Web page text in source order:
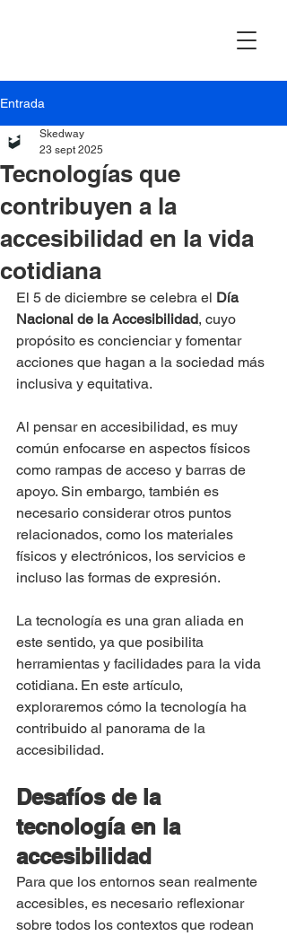
Entrada
Tecnologías que
contribuyen a la
accesibilidad en la vida
cotidiana
Skedway
23 sept 2025
El 5 de diciembre se celebra el Día
Nacional de la Accesibilidad, cuyo
propósito es concienciar y fomentar
acciones que hagan a la sociedad más
inclusiva y equitativa.
Al pensar en accesibilidad, es muy
común enfocarse en aspectos físicos
como rampas de acceso y barras de
apoyo. Sin embargo, también es
necesario considerar otros puntos
relacionados, como los materiales
físicos y electrónicos, los servicios e
incluso las formas de expresión.
La tecnología es una gran aliada en
este sentido, ya que posibilita
herramientas y facilidades para la vida
cotidiana. En este artículo,
exploraremos cómo la tecnología ha
contribuido al panorama de la
accesibilidad.
Desafíos de la
tecnología en la
accesibilidad
Para que los entornos sean realmente
accesibles, es necesario reflexionar
sobre todos los contextos que rodean